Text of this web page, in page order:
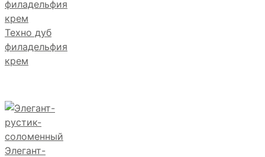
Техно дуб
филадельфия
крем
Элегант-